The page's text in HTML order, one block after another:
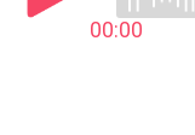
00:00